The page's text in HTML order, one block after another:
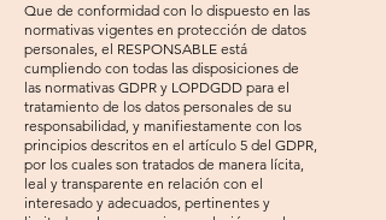
Que de conformidad con lo dispuesto en las
normativas vigentes en protección de datos
personales, el RESPONSABLE está
cumpliendo con todas las disposiciones de
las normativas GDPR y LOPDGDD para el
tratamiento de los datos personales de su
responsabilidad, y manifiestamente con los
principios descritos en el artículo 5 del GDPR,
por los cuales son tratados de manera lícita,
leal y transparente en relación con el
interesado y adecuados, pertinentes y